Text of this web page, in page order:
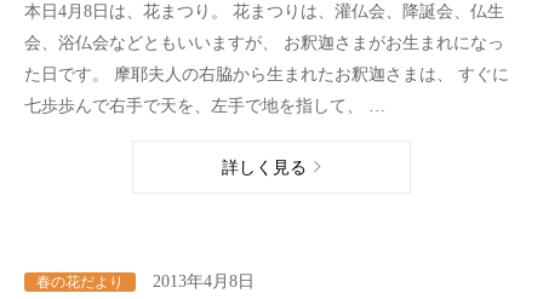
本日4月8日は、花まつり。 花まつりは、灌仏会、降誕会、仏生
会、浴仏会などともいいますが、 お釈迦さまがお生まれになっ
た日です。 摩耶夫人の右脇から生まれたお釈迦さまは、 すぐに
七歩歩んで右手で天を、左手で地を指して、 …
詳しく見る
春の花だより 2013年4月8日